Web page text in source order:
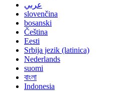
عربي
slovenčina
bosanski
Čeština
Eesti
Srbija jezik (latinica)
Nederlands
suomi
বাংলা
Indonesia